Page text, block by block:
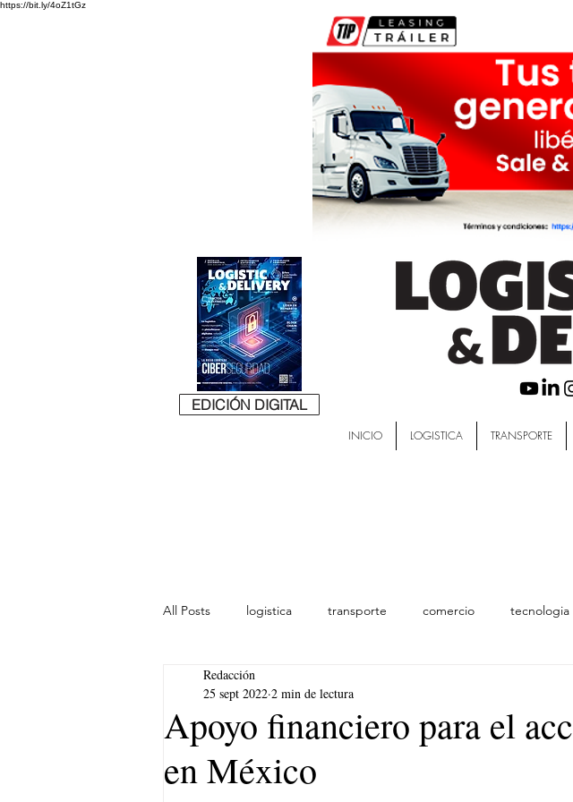
https://bit.ly/4oZ1tGz
EDICIÓN DIGITAL
INICIO LOGISTICA TRANSPORTE
All Posts logistica transporte comercio tecnologia
lideres
Apoyo financiero para el
en México
Redacción
25 sept 2022 2 min de lectura